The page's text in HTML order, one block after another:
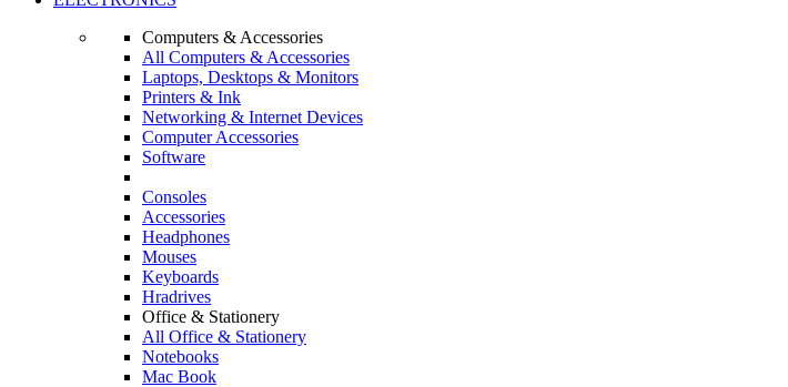
Computers & Accessories
All Computers & Accessories
Laptops, Desktops & Monitors
Printers & Ink
Networking & Internet Devices
Computer Accessories
Software
Consoles
Accessories
Headphones
Mouses
Keyboards
Hradrives
Office & Stationery
All Office & Stationery
Notebooks
Mac Book